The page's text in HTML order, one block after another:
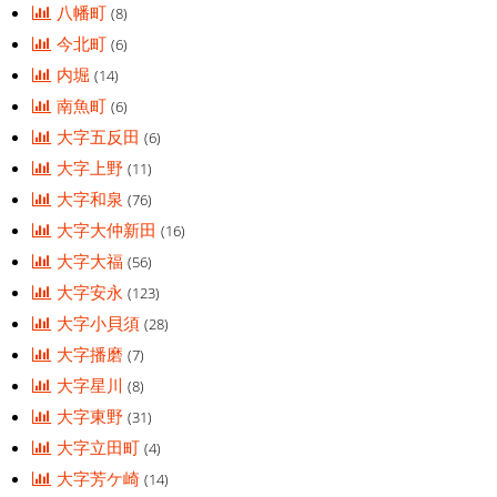
八幡町(8)
今北町(6)
内堀(14)
南魚町(6)
大字五反田(6)
大字上野(11)
大字和泉(76)
大字大仲新田(16)
大字大福(56)
大字安永(123)
大字小貝須(28)
大字播磨(7)
大字星川(8)
大字東野(31)
大字立田町(4)
大字芳ケ崎(14)